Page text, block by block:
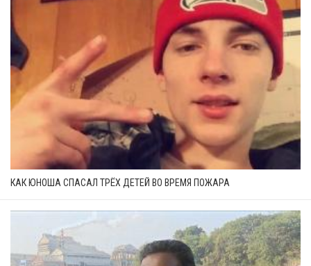
КАК ЮНОША СПАСАЛ ТРЁХ ДЕТЕЙ ВО ВРЕМЯ ПОЖАРА